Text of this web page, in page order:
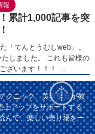
報
累計1,000記事を突
「てんとうむしweb」。
しました。 これも皆様の
ざいます！！！ …
クニック、美容部員が教
上アップをサポートする
んで、楽しい売り場を一